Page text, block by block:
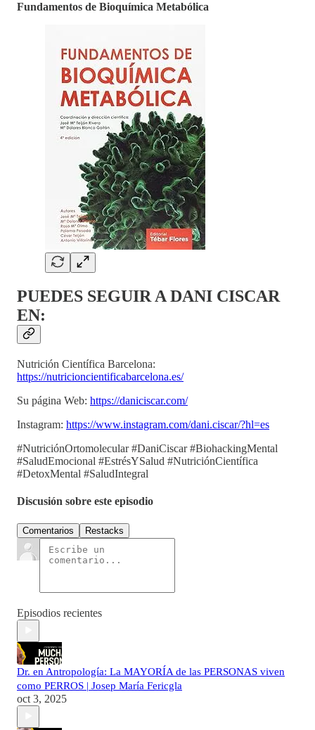
Fundamentos de Bioquímica Metabólica
PUEDES SEGUIR A DANI CISCAR
EN:
Nutrición Científica Barcelona:
https://nutricioncientificabarcelona.es/
Su página Web: https://daniciscar.com/
Instagram: https://www.instagram.com/dani.ciscar/?hl=es
#NutriciónOrtomolecular #DaniCiscar #BiohackingMental
#SaludEmocional #EstrésYSalud #NutriciónCientífica
#DetoxMental #SaludIntegral
Discusión sobre este episodio
Comentarios Restacks
Episodios recientes
Dr. en Antropología: La MAYORÍA de las PERSONAS viven
como PERROS | Josep María Fericgla
oct 3, 2025